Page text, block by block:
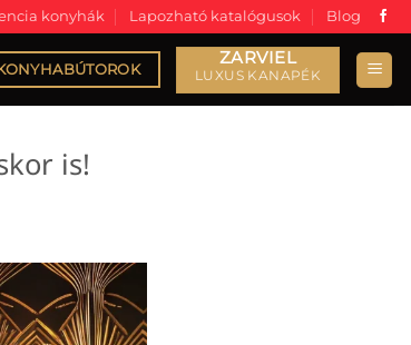
konyhák Lapozható katalógusok Blog
is!